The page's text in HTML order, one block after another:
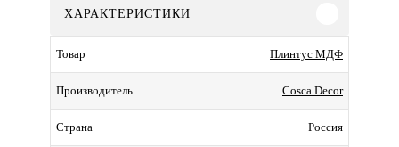
ХАРАКТЕРИСТИКИ
Товар Плинтус МДФ
Производитель Cosca Decor
Страна Россия